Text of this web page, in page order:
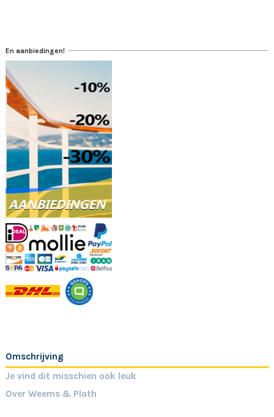
En aanbiedingen!
Omschrijving
Je vind dit misschien ook leuk
Over Weems & Plath